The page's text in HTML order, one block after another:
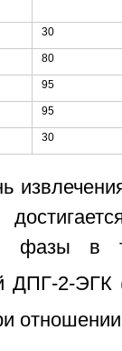
30
80
95
95
30
фазы
ДПГ-2-ЭГК